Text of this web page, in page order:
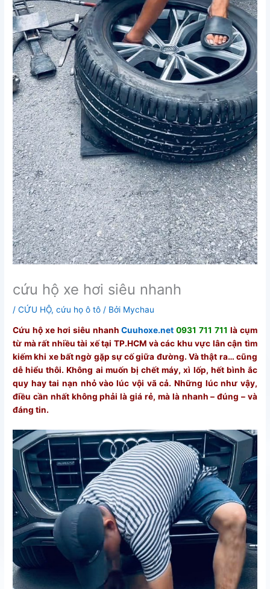
cứu hộ xe hơi siêu nhanh
/CỨU HỘ,cứu họ ô tô / Bởi Mychau
Cứu hộ xe hơi siêu nhanhCuuhoxe.net 0931 711 711 là cụm
từ mà rất nhiều tài xế tại TP.HCM và các khu vực lân cận tìm
kiếm khi xe bất ngờ gặp sự cố giữa đường. Và thật ra… cũng
dễ hiểu thôi. Không ai muốn bị chết máy, xì lốp, hết bình ắc
quy hay tai nạn nhỏ vào lúc vội vã cả. Những lúc như vậy,
điều cần nhất không phải là giá rẻ, mà là nhanh – đúng – và
đáng tin.